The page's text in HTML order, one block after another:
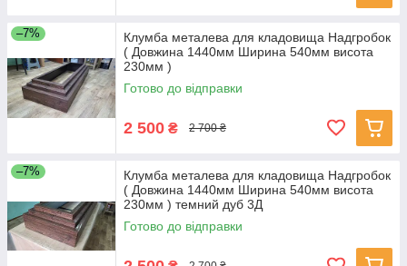
–7%
Клумба металева для кладовища Надгробок
( Довжина 1440мм Ширина 540мм висота
230мм )
Готово до відправки
2 500 ₴ 2 700 ₴
–7%
Клумба металева для кладовища Надгробок
( Довжина 1440мм Ширина 540мм висота
230мм ) темний дуб 3Д
Готово до відправки